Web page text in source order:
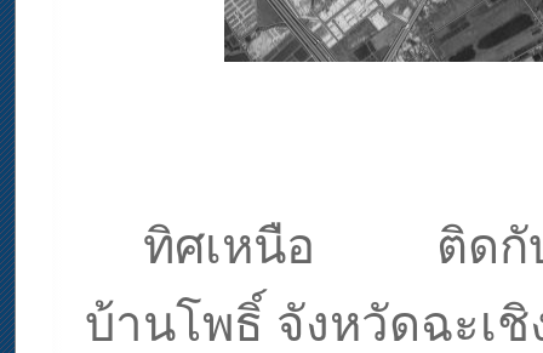
ทิศเหนือ ติดกับ
บ้านโพธิ์ จังหวัดฉะเชิ